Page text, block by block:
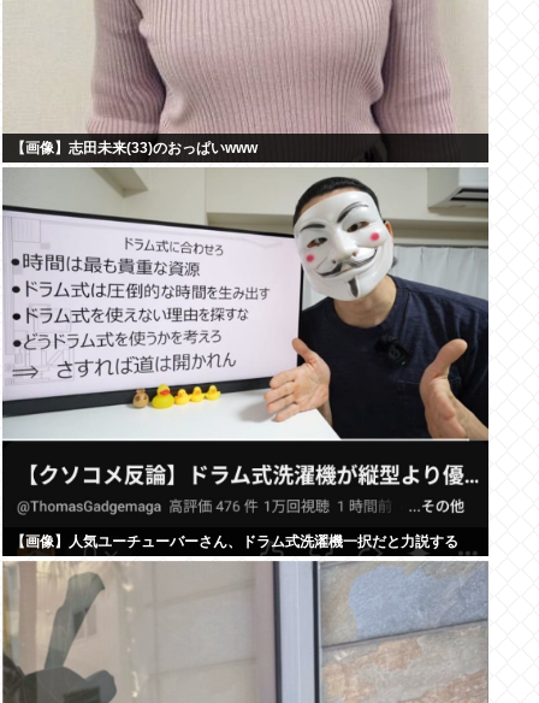
【画像】志田未来(33)のおっぱいwww
【画像】人気ユーチューバーさん、ドラム式洗濯機一択だと力説する